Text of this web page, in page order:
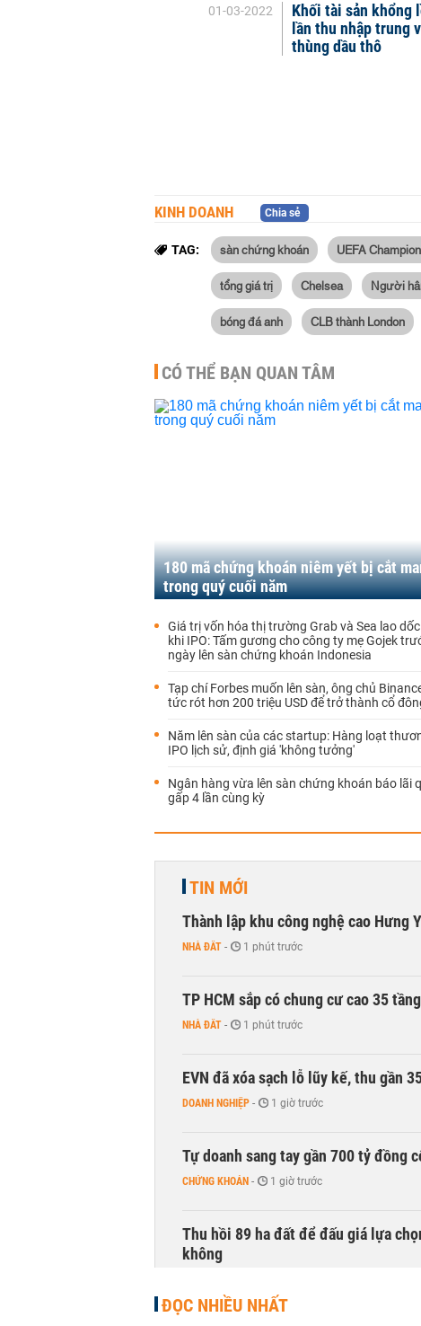
01-03-2022
Khối tài sản khổng
lần thu nhập trung
thùng dầu thô
KINH DOANH Chia sẻ
TAG: sàn chứng khoán UEFA
tổng giá trị Chelsea Người
bóng đá anh CLB thành London
CÓ THỂ BẠN QUAN TÂM
180 mã chứng khoán niêm yết bị cắt
trong quý cuối năm
Giá trị vốn hóa thị trường Grab và Sea lao
khi IPO: Tấm gương cho công ty mẹ Gojek
ngày lên sàn chứng khoán Indonesia
Tạp chí Forbes muốn lên sàn, ông chủ
tức rót hơn 200 triệu USD để trở thành cổ
Năm lên sàn của các startup: Hàng loạt
IPO lịch sử, định giá 'không tưởng'
Ngân hàng vừa lên sàn chứng khoán báo lãi
gấp 4 lần cùng kỳ
TIN MỚI
Thành lập khu công nghệ cao Hưng
NHÀ ĐẤT - 1 phút trước
TP HCM sắp có chung cư cao 35
NHÀ ĐẤT - 1 phút trước
EVN đã xóa sạch lỗ lũy kế, thu gần
DOANH NGHIỆP - 1 giờ trước
Tự doanh sang tay gần 700 tỷ đồng
CHỨNG KHOÁN - 1 giờ trước
Thu hồi 89 ha đất để đấu giá lựa
không
ĐỌC NHIỀU NHẤT